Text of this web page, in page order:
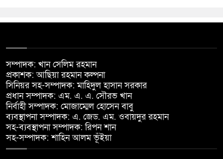
সম্পাদক: খান সেলিম রহমান
প্রকাশক: আছিয়া রহমান কল্পনা
সিনিয়র সহ-সম্পাদক: মাহিদুল হাসান সরকার
প্রধান সম্পাদক: এম. এ. এ. সৌরভ খান
নির্বাহী সম্পাদক: মোজাম্মেল হোসেন বাবু
ব্যবস্থাপনা সম্পাদক: এ. জেড. এম. ওবায়দুর রহমান
সহ-ব্যবস্থাপনা সম্পাদক: রিপন শান
সহ-সম্পাদক: শাহিন আলম ভূঁইয়া